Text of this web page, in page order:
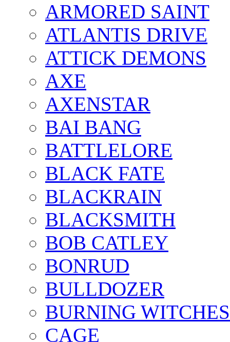
ARMORED SAINT
ATLANTIS DRIVE
ATTICK DEMONS
AXE
AXENSTAR
BAI BANG
BATTLELORE
BLACK FATE
BLACKRAIN
BLACKSMITH
BOB CATLEY
BONRUD
BULLDOZER
BURNING WITCHES
CAGE